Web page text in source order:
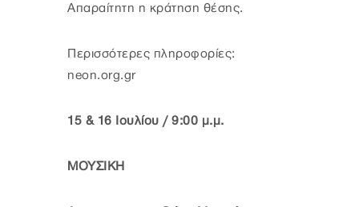
Απαραίτητη η κράτηση θέσης.
Περισσότερες πληροφορίες:
neon.org.gr
15 & 16 Ιουλίου / 9:00 μ.μ.
ΜΟΥΣΙΚΗ